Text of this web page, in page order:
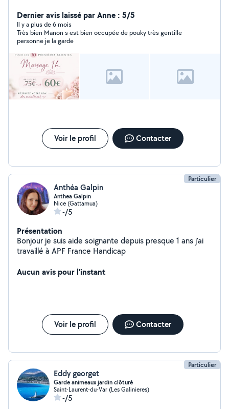
Suédois. Uniquement pour femme.
Dernier avis laissé par Anne : 5/5
Il y a plus de 6 mois
Très bien Manon s est bien occupée de pouky très gentille
personne je la garde
Voir le profil Contacter
Particulier
Anthéa Galpin
Anthea Galpin
Nice (Gattamua)
-/5
Présentation
Bonjour je suis aide soignante depuis presque 1 ans j'ai
travaillé à APF France Handicap
Aucun avis pour l'instant
Voir le profil Contacter
Particulier
Eddy georget
Garde animeaux jardin clôturé
Saint-Laurent-du-Var (Les Galinieres)
-/5